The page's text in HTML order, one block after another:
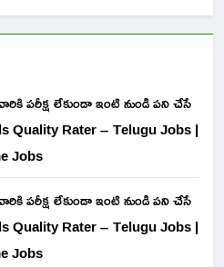
పరీక్ష లేకుండా ఇంటి నుండి పని చేసే
Quality Rater – Telugu Jobs |
Jobs
పరీక్ష లేకుండా ఇంటి నుండి పని చేసే
Quality Rater – Telugu Jobs |
Jobs